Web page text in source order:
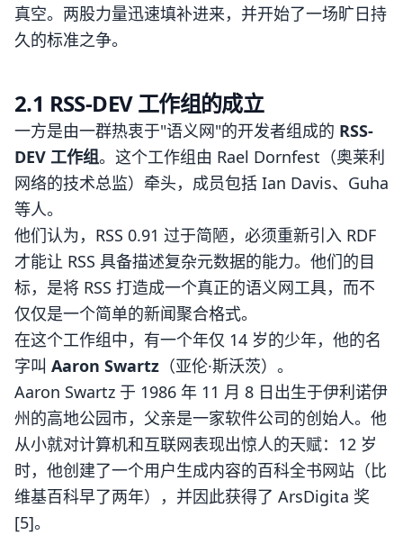
真空。两股力量迅速填补进来，并开始了一场旷日持
久的标准之争。
2.1 RSS-DEV 工作组的成立
一方是由一群热衷于"语义网"的开发者组成的 RSS-
DEV 工作组。这个工作组由 Rael Dornfest（奥莱利
网络的技术总监）牵头，成员包括 Ian Davis、Guha
等人。
他们认为，RSS 0.91 过于简陋，必须重新引入 RDF
才能让 RSS 具备描述复杂元数据的能力。他们的目
标，是将 RSS 打造成一个真正的语义网工具，而不
仅仅是一个简单的新闻聚合格式。
在这个工作组中，有一个年仅 14 岁的少年，他的名
字叫 Aaron Swartz （亚伦·斯沃茨）。
Aaron Swartz 于 1986 年 11 月 8 日出生于伊利诺伊
州的高地公园市，父亲是一家软件公司的创始人。他
从小就对计算机和互联网表现出惊人的天赋：12 岁
时，他创建了一个用户生成内容的百科全书网站（比
维基百科早了两年），并因此获得了 ArsDigita 奖
[5]。